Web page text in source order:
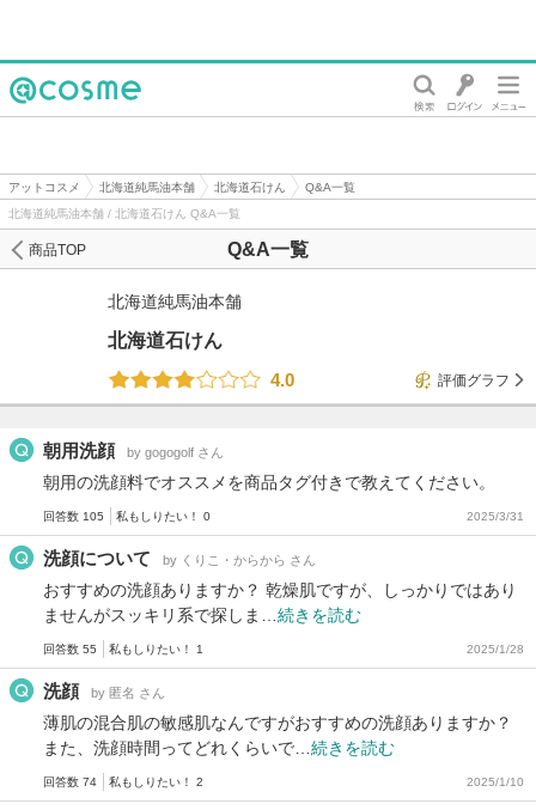
アットコスメ 北海道純馬油本舗 北海道石けん
Q&A一覧
北海道純馬油本舗 / 北海道石けん Q&A一覧
Q&A一覧
商品TOP
北海道純馬油本舗
北海道石けん
4.0
評価グラフ
朝用洗顔 by gogogolf さん
朝用の洗顔料でオススメを商品タグ付きで教えてください。
回答数 105 私もしりたい！ 0 2025/3/31
洗顔について by くりこ・からから さん
おすすめの洗顔ありますか？ 乾燥肌ですが、しっかりではあり
ませんがスッキリ系で探しま… 続きを読む
回答数 55 私もしりたい！ 1 2025/1/28
洗顔 by 匿名 さん
薄肌の混合肌の敏感肌なんですがおすすめの洗顔ありますか？
また、洗顔時間ってどれくらいで… 続きを読む
回答数 74 私もしりたい！ 2 2025/1/10